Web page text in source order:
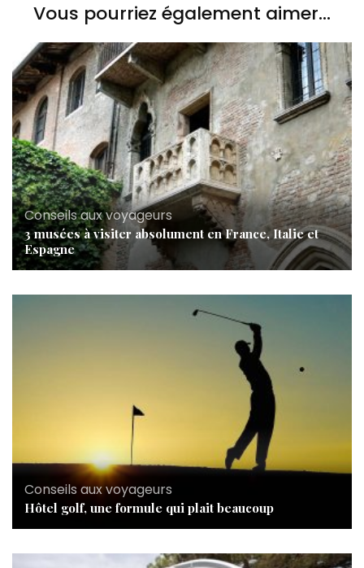
Vous pourriez également aimer...
Conseils aux voyageurs
3 musées à visiter absolument en France, Italie et
Espagne
Conseils aux voyageurs
Hôtel golf, une formule qui plait beaucoup